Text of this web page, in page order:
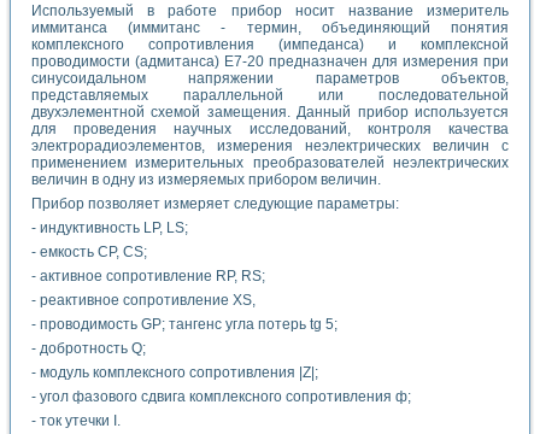
Используемый в работе прибор носит название измеритель
иммитанса (иммитанс - термин, объединяющий понятия
комплексного сопротивления (импеданса) и комплексной
проводимости (адмитанса) Е7-20 предназначен для измерения при
синусоидальном напряжении параметров объектов,
представляемых параллельной или последовательной
двухэлементной схемой замещения. Данный прибор используется
для проведения научных исследований, контроля качества
электрорадиоэлементов, измерения неэлектрических величин с
применением измерительных преобразователей неэлектрических
величин в одну из измеряемых прибором величин.
Прибор позволяет измеряет следующие параметры:
- индуктивность LP, LS;
- емкость СР, CS;
- активное сопротивление RP, RS;
- реактивное сопротивление XS,
- проводимость GP; тангенс угла потерь tg 5;
- добротность Q;
- модуль комплексного сопротивления |Z|;
- угол фазового сдвига комплексного сопротивления ф;
- ток утечки I.